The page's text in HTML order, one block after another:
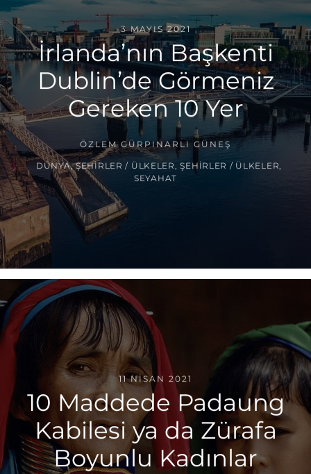
3 MAYIS 2021
İrlanda’nın Başkenti
Dublin’de Görmeniz
Gereken 10 Yer
ÖZLEM GÜRPINARLI GÜNEŞ
DÜNYA,ŞEHIRLER / ÜLKELER ,ŞEHIRLER / ÜLKELER
SEYAHAT
11 NISAN 2021
10 Maddede Padaung
Kabilesi ya da Zürafa
Boyunlu Kadınlar